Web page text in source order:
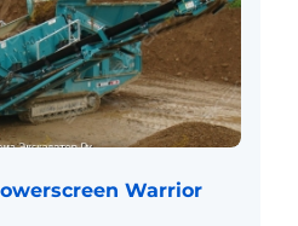
Warrior